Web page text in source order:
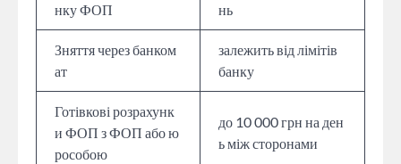
нку ФОП
нь
Зняття через банком
ат
залежить від лімітів
банку
Готівкові розрахунк
и ФОП з ФОП або ю
рособою
до 10 000 грн на ден
ь між сторонами